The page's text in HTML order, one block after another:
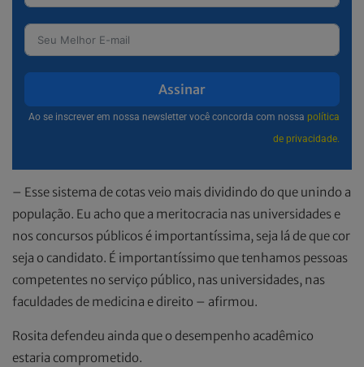
Assinar
Ao se inscrever em nossa newsletter você concorda com nossa política
de privacidade.
– Esse sistema de cotas veio mais dividindo do que unindo a
população. Eu acho que a meritocracia nas universidades e
nos concursos públicos é importantíssima, seja lá de que cor
seja o candidato. É importantíssimo que tenhamos pessoas
competentes no serviço público, nas universidades, nas
faculdades de medicina e direito – afirmou.
Rosita defendeu ainda que o desempenho acadêmico
estaria comprometido.